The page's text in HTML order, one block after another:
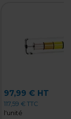
97,99 € HT
117,59 € TTC
l'unité